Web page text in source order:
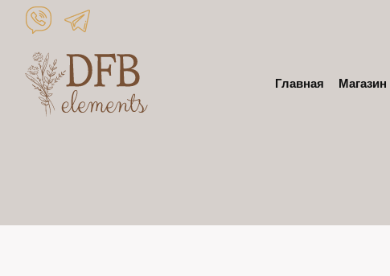
Перейти
контенту
Главная Магазин